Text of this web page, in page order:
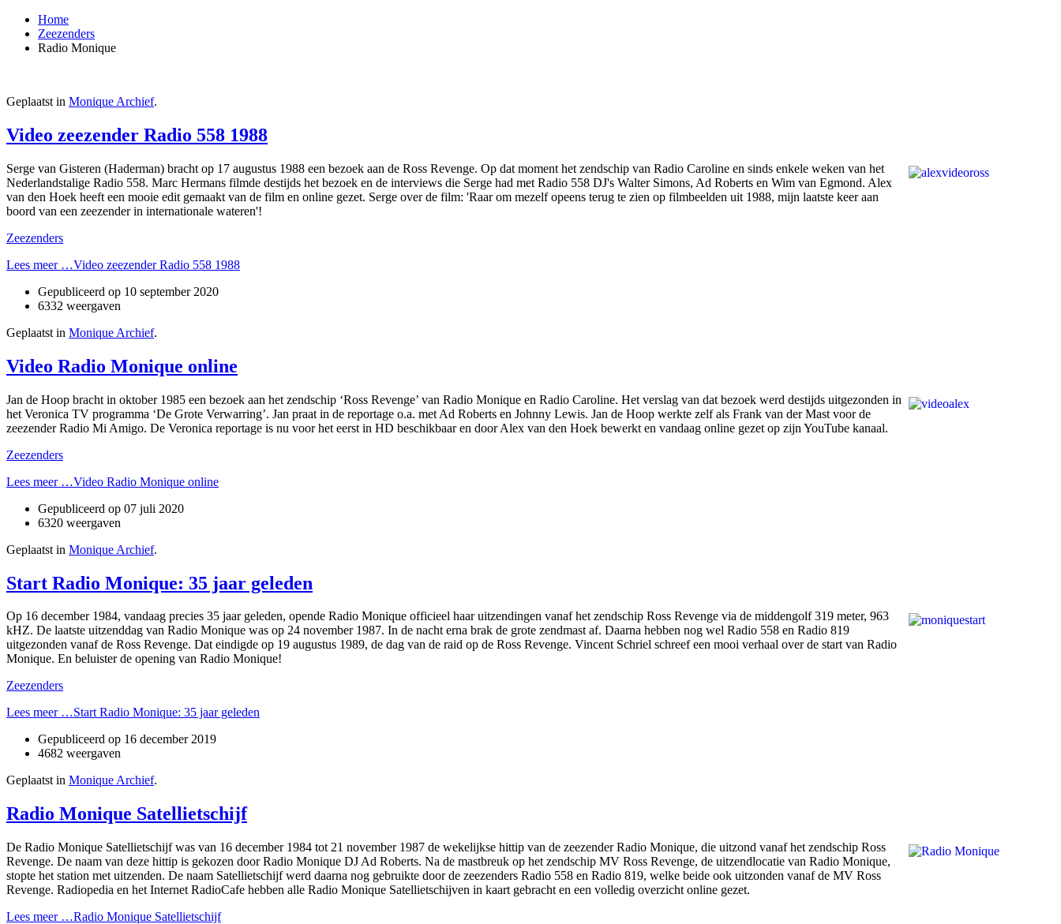
Home
Zeezenders
Radio Monique
Geplaatst in Monique Archief.
Video zeezender Radio 558 1988
Serge van Gisteren (Haderman) bracht op 17 augustus 1988 een bezoek aan de Ross Revenge. Op dat moment het zendschip van Radio Caroline en sinds enkele weken van het
Nederlandstalige Radio 558. Marc Hermans filmde destijds het bezoek en de interviews die Serge had met Radio 558 DJ's Walter Simons, Ad Roberts en Wim van Egmond. Alex
van den Hoek heeft een mooie edit gemaakt van de film en online gezet. Serge over de film: 'Raar om mezelf opeens terug te zien op filmbeelden uit 1988, mijn laatste keer aan
boord van een zeezender in internationale wateren'!
Zeezenders
Lees meer …Video zeezender Radio 558 1988
Gepubliceerd op 10 september 2020
6332 weergaven
Geplaatst in Monique Archief.
Video Radio Monique online
Jan de Hoop bracht in oktober 1985 een bezoek aan het zendschip ‘Ross Revenge’ van Radio Monique en Radio Caroline. Het verslag van dat bezoek werd destijds uitgezonden in
het Veronica TV programma ‘De Grote Verwarring’. Jan praat in de reportage o.a. met Ad Roberts en Johnny Lewis. Jan de Hoop werkte zelf als Frank van der Mast voor de
zeezender Radio Mi Amigo. De Veronica reportage is nu voor het eerst in HD beschikbaar en door Alex van den Hoek bewerkt en vandaag online gezet op zijn YouTube kanaal.
Zeezenders
Lees meer …Video Radio Monique online
Gepubliceerd op 07 juli 2020
6320 weergaven
Geplaatst in Monique Archief.
Start Radio Monique: 35 jaar geleden
Op 16 december 1984, vandaag precies 35 jaar geleden, opende Radio Monique officieel haar uitzendingen vanaf het zendschip Ross Revenge via de middengolf 319 meter, 963
kHZ. De laatste uitzenddag van Radio Monique was op 24 november 1987. In de nacht erna brak de grote zendmast af. Daarna hebben nog wel Radio 558 en Radio 819
uitgezonden vanaf de Ross Revenge. Dat eindigde op 19 augustus 1989, de dag van de raid op de Ross Revenge. Vincent Schriel schreef een mooi verhaal over de start van Radio
Monique. En beluister de opening van Radio Monique!
Zeezenders
Lees meer …Start Radio Monique: 35 jaar geleden
Gepubliceerd op 16 december 2019
4682 weergaven
Geplaatst in Monique Archief.
Radio Monique Satellietschijf
De Radio Monique Satellietschijf was van 16 december 1984 tot 21 november 1987 de wekelijkse hittip van de zeezender Radio Monique, die uitzond vanaf het zendschip Ross
Revenge. De naam van deze hittip is gekozen door Radio Monique DJ Ad Roberts. Na de mastbreuk op het zendschip MV Ross Revenge, de uitzendlocatie van Radio Monique,
stopte het station met uitzenden. De naam Satellietschijf werd daarna nog gebruikte door de zeezenders Radio 558 en Radio 819, welke beide ook uitzonden vanaf de MV Ross
Revenge. Radiopedia en het Internet RadioCafe hebben alle Radio Monique Satellietschijven in kaart gebracht en een volledig overzicht online gezet.
Lees meer …Radio Monique Satellietschijf